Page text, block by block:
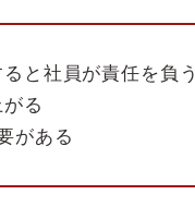
と社員が責任を負う
る
がある